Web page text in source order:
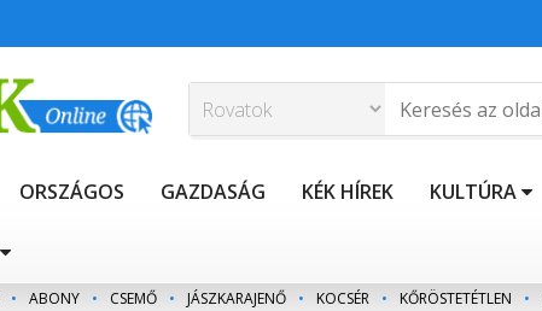
ORSZÁGOS GAZDASÁG KÉK HÍREK KULTÚRA
• ABONY • CSEMŐ • JÁSZKARAJENŐ • KOCSÉR • KŐRÖSTETÉTLEN •